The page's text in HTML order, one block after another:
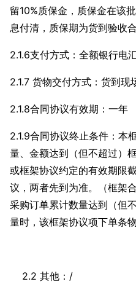
留10%质保金，质保金在该
息付清，质保期为货到验收
2.1.6支付方式：全额银行电汇
2.1.7 货物交付方式：货到
2.1.8合同协议有效期：一年
2.1.9合同协议终止条件：本
量、金额达到（但不超过）
或框架协议约定的有效期限
议，两者先到为准。（框架
采购订单累计数量达到（但
量时，该框架协议项下单条
2.2 其他：/